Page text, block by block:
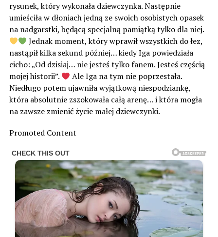
rysunek, który wykonała dziewczynka. Następnie
umieściła w dłoniach jedną ze swoich osobistych opasek
na nadgarstki, będącą specjalną pamiątką tylko dla niej.
Jednak moment, który wprawił wszystkich do łez,
nastąpił kilka sekund później… kiedy Iga powiedziała
cicho: „Od dzisiaj… nie jesteś tylko fanem. Jesteś częścią
mojej historii”.
Ale Iga na tym nie poprzestała.
Niedługo potem ujawniła wyjątkową niespodziankę,
która absolutnie zszokowała całą arenę… i która mogła
na zawsze zmienić życie małej dziewczynki.
Promoted Content